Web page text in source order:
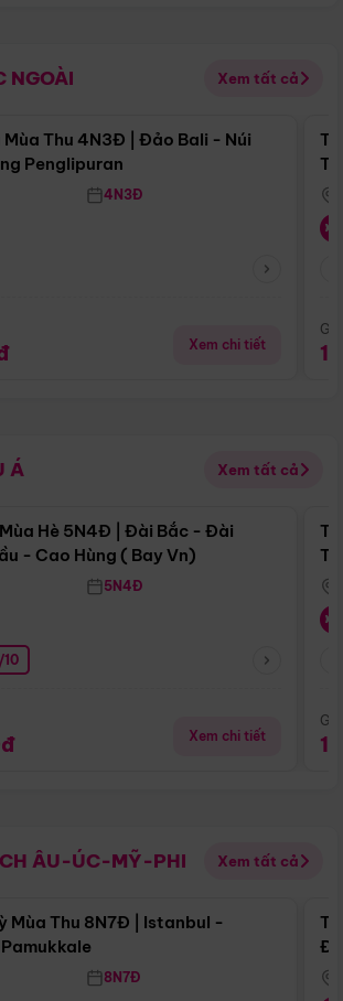
NGOÀI Xem tất cả
Điểm nổi bật
Thu 4N3Đ | Đảo Bali - Núi
Penglipuran
4N3Đ
Xem chi tiết
Á Xem tất cả
Điểm nổi bật
Hè 5N4Đ | Đài Bắc - Đài
- Cao Hùng ( Bay Vn)
5N4Đ
10
Xem chi tiết
ÂU-ÚC-MỸ-PHI Xem tất cả
Điểm nổi bật
Mùa Thu 8N7Đ | Istanbul -
8N7Đ